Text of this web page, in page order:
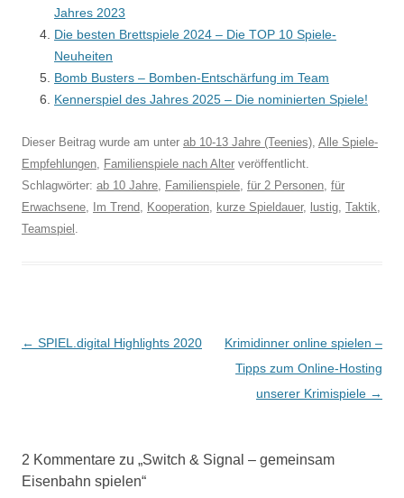
Jahres 2023
Die besten Brettspiele 2024 – Die TOP 10 Spiele-
Neuheiten
Bomb Busters – Bomben-Entschärfung im Team
Kennerspiel des Jahres 2025 – Die nominierten Spiele!
Dieser Beitrag wurde am unter ab 10-13 Jahre (Teenies), Alle Spiele-
Empfehlungen, Familienspiele nach Alter veröffentlicht.
Schlagwörter: ab 10 Jahre, Familienspiele, für 2 Personen, für
Erwachsene, Im Trend, Kooperation, kurze Spieldauer, lustig, Taktik,
Teamspiel .
Beitragsnavigation
← SPIEL.digital Highlights 2020
Krimidinner online spielen –
Tipps zum Online-Hosting
unserer Krimispiele →
2 Kommentare zu „Switch & Signal – gemeinsam
Eisenbahn spielen“